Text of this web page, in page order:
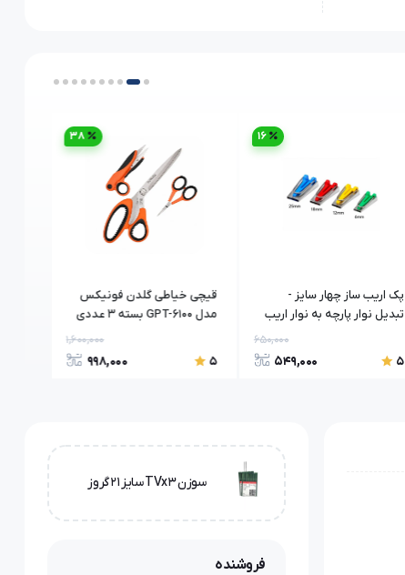
پک اریب ساز چهار سایز -
تبدیل نوار پارچه به نوار اریب
5
650,000
549,000
16
قیچی خیاطی گلدن فونیکس
مدل GPT-6100 بسته 3 عددی
5
1,600,000
998,000
38
سوزن TVx3 سایز 21 گروز
فروشنده